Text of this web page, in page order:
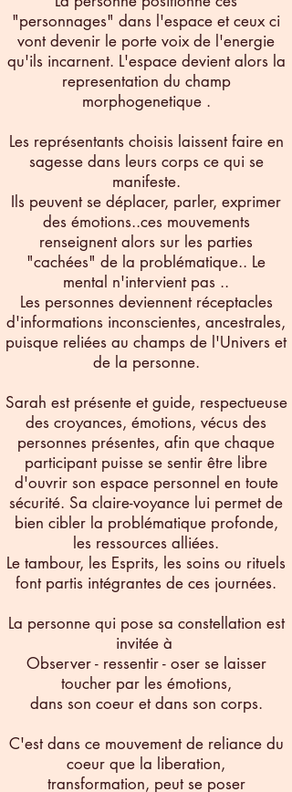
"personnages" dans l'espace et ceux ci
vont devenir le porte voix de l'energie
qu'ils incarnent. L'espace devient alors la
representation du champ
morphogenetique .
Les représentants choisis laissent faire en
sagesse dans leurs corps ce qui se
manifeste.
Ils peuvent se déplacer, parler, exprimer
des émotions..ces mouvements
renseignent alors sur les parties
"cachées" de la problématique.. Le
mental n'intervient pas ..
Les personnes deviennent réceptacles
d'informations inconscientes, ancestrales,
puisque reliées au champs de l'Univers et
de la personne.
Sarah est présente et guide, respectueuse
des croyances, émotions, vécus des
personnes présentes, afin que chaque
participant puisse se sentir être libre
d'ouvrir son espace personnel en toute
sécurité. Sa claire-voyance lui permet de
bien cibler la problématique profonde,
les ressources alliées.
Le tambour, les Esprits, les soins ou rituels
font partis intégrantes de ces journées.
La personne qui pose sa constellation est
invitée à
Observer - ressentir - oser se laisser
toucher par les émotions,
dans son coeur et dans son corps.
C'est dans ce mouvement de reliance du
coeur que la liberation,
transformation, peut se poser